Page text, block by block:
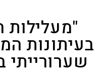
בעיתונות
שערורייתי